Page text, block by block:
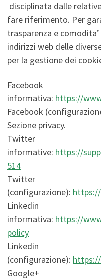
disciplinata dalle
fare riferimento. Per
trasparenza e
indirizzi web delle
per la gestione dei
Facebook
informativa: https://
Facebook
Sezione privacy.
Twitter
informative: https://
514
Twitter
(configurazione):
Linkedin
informativa: https://
policy
Linkedin
(configurazione):
Google+